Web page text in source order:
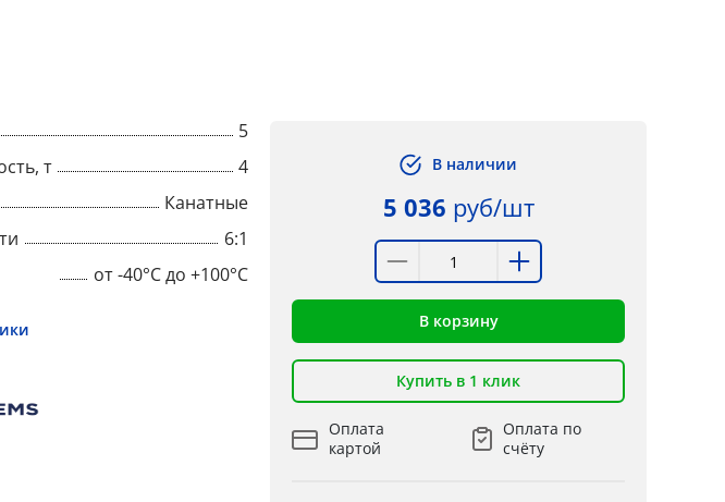
5
т
4
Канатные
6:1
от -40°C до +100°C
В наличии
5 036 руб/шт
В корзину
Купить в 1 клик
Оплата
картой
Оплата по
счёту